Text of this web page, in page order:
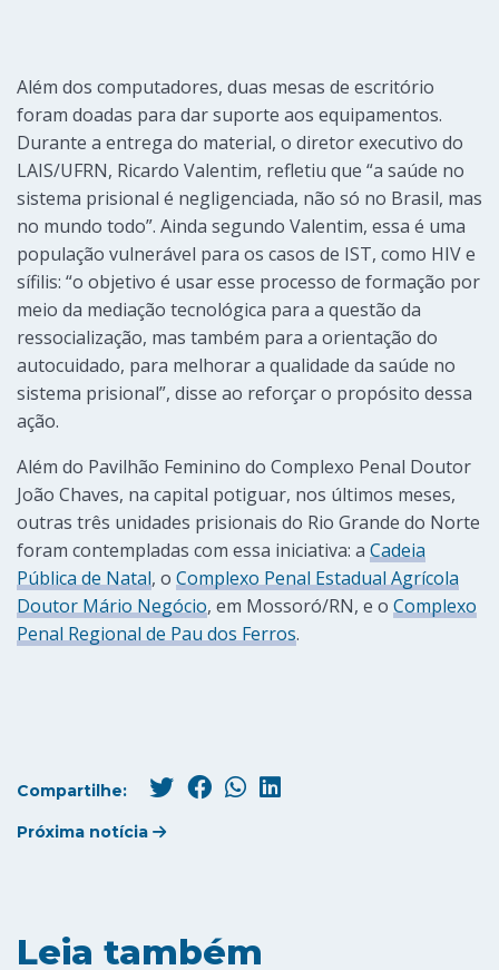
Além dos computadores, duas mesas de escritório
foram doadas para dar suporte aos equipamentos.
Durante a entrega do material, o diretor executivo do
LAIS/UFRN, Ricardo Valentim, refletiu que “a saúde no
sistema prisional é negligenciada, não só no Brasil, mas
no mundo todo”. Ainda segundo Valentim, essa é uma
população vulnerável para os casos de IST, como HIV e
sífilis: “o objetivo é usar esse processo de formação por
meio da mediação tecnológica para a questão da
ressocialização, mas também para a orientação do
autocuidado, para melhorar a qualidade da saúde no
sistema prisional”, disse ao reforçar o propósito dessa
ação.
Além do Pavilhão Feminino do Complexo Penal Doutor
João Chaves, na capital potiguar, nos últimos meses,
outras três unidades prisionais do Rio Grande do Norte
foram contempladas com essa iniciativa: a Cadeia
Pública de Natal, o Complexo Penal Estadual Agrícola
Doutor Mário Negócio, em Mossoró/RN, e o Complexo
Penal Regional de Pau dos Ferros.
Compartilhe:
Próxima notícia
Leia também